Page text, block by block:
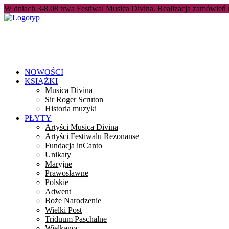
W dniach 3-8.08 trwa Festiwal Musica Divina. Realizacja
NOWOŚCI
KSIĄŻKI
Musica Divina
Sir Roger Scruton
Historia muzyki
PŁYTY
Artyści Musica Divina
Artyści Festiwalu Rezonanse
Fundacja inCanto
Unikaty
Maryjne
Prawosławne
Polskie
Adwent
Boże Narodzenie
Wielki Post
Triduum Paschalne